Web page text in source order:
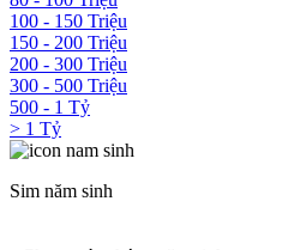
100 - 150 Triệu
150 - 200 Triệu
200 - 300 Triệu
300 - 500 Triệu
500 - 1 Tỷ
> 1 Tỷ
Sim năm sinh